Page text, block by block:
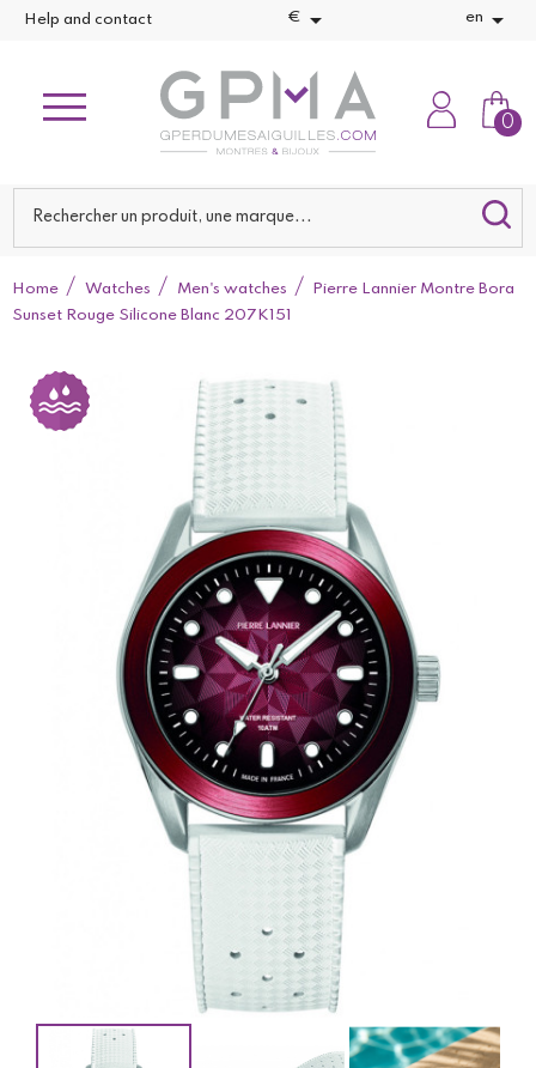
Help and contact €  en 
0
Home Watches Men's watches
Pierre Lannier Montre Bora
Sunset Rouge Silicone Blanc 207K151